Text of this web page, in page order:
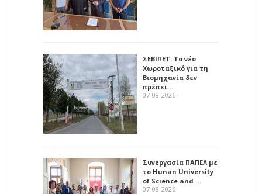
ΣΕΒΙΠΕΤ: Το νέο
Χωροταξικό για τη
Βιομηχανία δεν
πρέπει…
07-08-2026
Συνεργασία ΠΑΠΕΛ με
το Hunan University
of Science and …
07-08-2026